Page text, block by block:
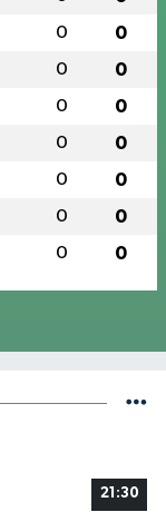
0 0
0 0
0 0
0 0
0 0
0 0
0 0
21:30